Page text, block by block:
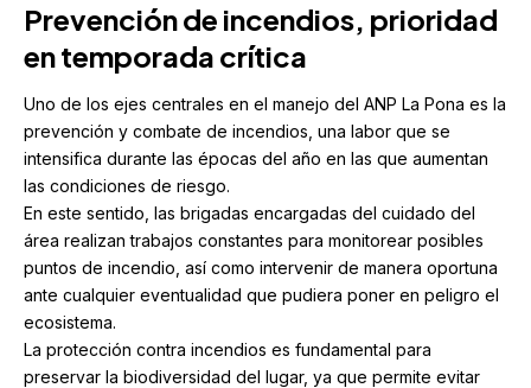
Prevención de incendios, prioridad
en temporada crítica
Uno de los ejes centrales en el manejo del ANP La Pona es la
prevención y combate de incendios, una labor que se
intensifica durante las épocas del año en las que aumentan
las condiciones de riesgo.
En este sentido, las brigadas encargadas del cuidado del
área realizan trabajos constantes para monitorear posibles
puntos de incendio, así como intervenir de manera oportuna
ante cualquier eventualidad que pudiera poner en peligro el
ecosistema.
La protección contra incendios es fundamental para
preservar la biodiversidad del lugar, ya que permite evitar